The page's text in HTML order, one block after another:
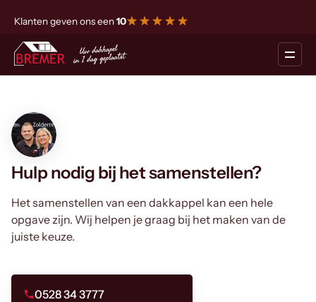
Klanten geven ons een10
Hulp nodig bij het samenstellen?
Het samenstellen van een dakkappel kan een hele
opgave zijn. Wij helpen je graag bij het maken van de
juiste keuze.
0528 34 3777